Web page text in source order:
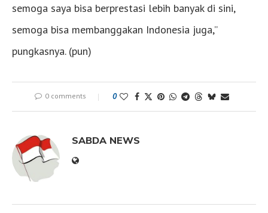
semoga saya bisa berprestasi lebih banyak di sini,
semoga bisa membanggakan Indonesia juga,”
pungkasnya. (pun)
0 comments 0
SABDA NEWS